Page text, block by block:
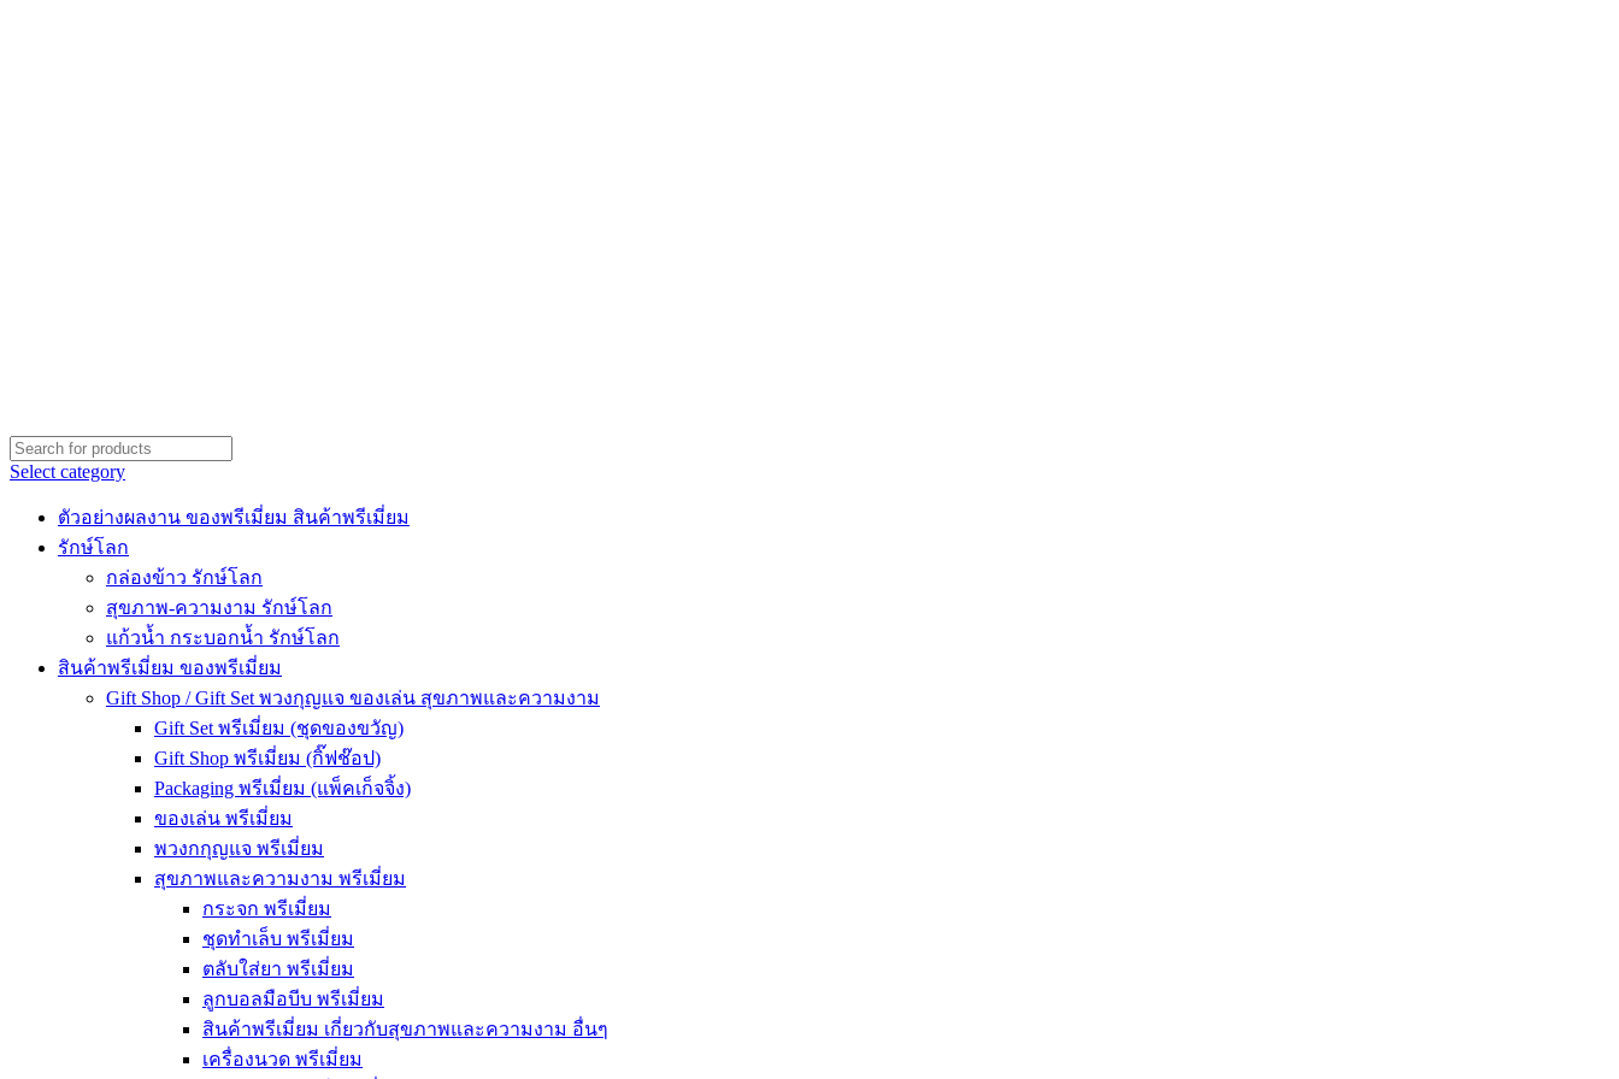
Select category
ตัวอย่างผลงาน ของพรีเมี่ยม สินค้าพรีเมี่ยม
รักษ์โลก
กล่องข้าว รักษ์โลก
สุขภาพ-ความงาม รักษ์โลก
แก้วน้ำ กระบอกน้ำ รักษ์โลก
สินค้าพรีเมี่ยม ของพรีเมี่ยม
Gift Shop / Gift Set พวงกุญแจ ของเล่น สุขภาพและความงาม
Gift Set พรีเมี่ยม (ชุดของขวัญ)
Gift Shop พรีเมี่ยม (กิ๊ฟช๊อป)
Packaging พรีเมี่ยม (แพ็คเก็จจิ้ง)
ของเล่น พรีเมี่ยม
พวงกกุญแจ พรีเมี่ยม
สุขภาพและความงาม พรีเมี่ยม
กระจก พรีเมี่ยม
ชุดทำเล็บ พรีเมี่ยม
ตลับใส่ยา พรีเมี่ยม
ลูกบอลมือบีบ พรีเมี่ยม
สินค้าพรีเมี่ยม เกี่ยวกับสุขภาพและความงาม อื่นๆ
เครื่องนวด พรีเมี่ยม